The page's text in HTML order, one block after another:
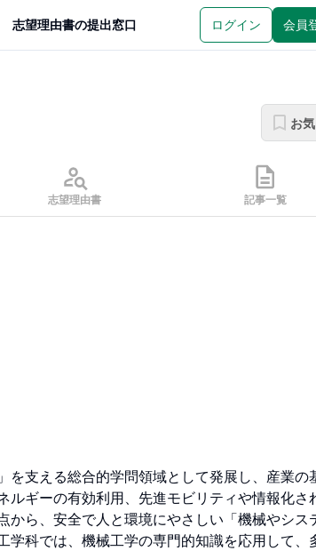
志望理由書の提出窓口 ログイン 会員
お
志望理由書 記事一覧
支える総合的学問領域として発展し、産業の
ルギーの有効利用、先進モビリティや情報化さ
ら、安全で人と環境にやさしい「機械やシス
科では、機械工学の専門的知識を応用して、